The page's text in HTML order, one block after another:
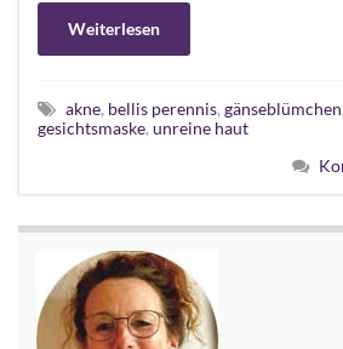
Weiterlesen
akne, bellis perennis, gänseblümchen
gesichtsmaske, unreine haut